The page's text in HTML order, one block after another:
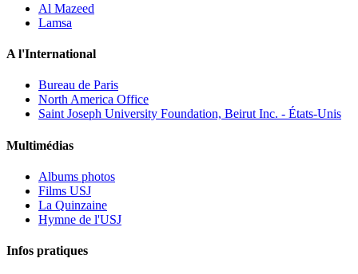
Al Mazeed
Lamsa
A l'International
Bureau de Paris
North America Office
Saint Joseph University Foundation, Beirut Inc. - États-Unis
Multimédias
Albums photos
Films USJ
La Quinzaine
Hymne de l'USJ
Infos pratiques